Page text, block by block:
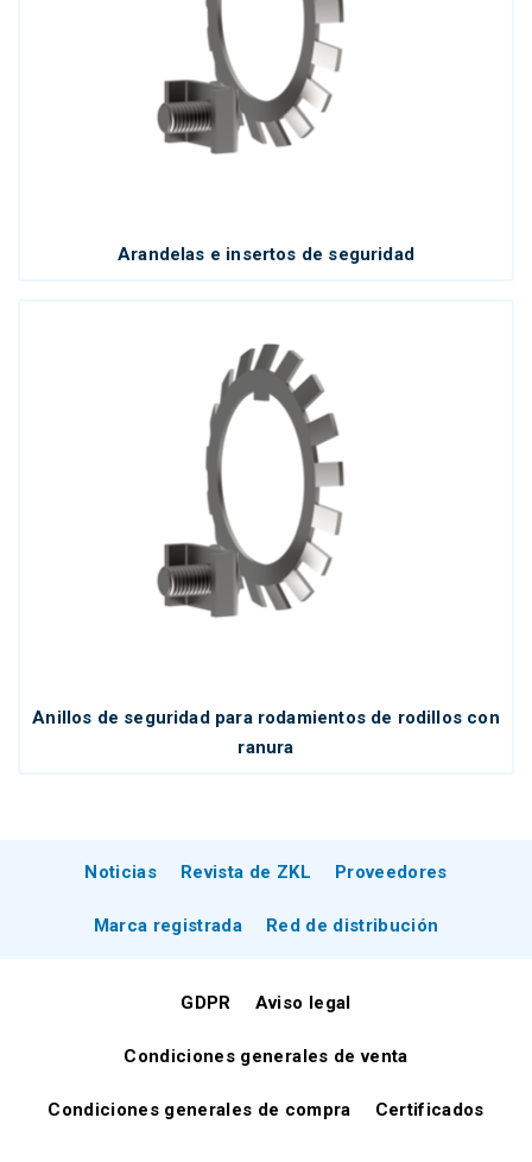
Arandelas e insertos de seguridad
Anillos de seguridad para rodamientos de rodillos con
ranura
Noticias Revista de ZKL Proveedores
Marca registrada Red de distribución
GDPR Aviso legal
Condiciones generales de venta
Condiciones generales de compra Certificados